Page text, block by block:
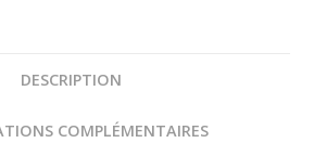
DESCRIPTION
COMPLÉMENTAIRES